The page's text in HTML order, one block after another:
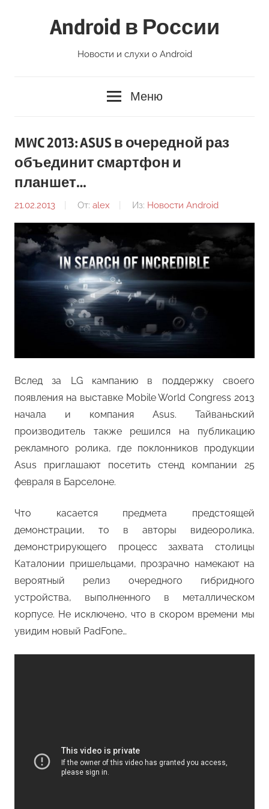
Android в России
Новости и слухи о Android
Меню
MWC 2013: ASUS в очередной раз
объединит смартфон и
планшет…
21.02.2013 От: alex Из: Новости Android
Вслед за LG кампанию в поддержку своего
появления на выставке Mobile World Congress 2013
начала и компания Asus. Тайваньский
производитель также решился на публикацию
рекламного ролика, где поклонников продукции
Asus приглашают посетить стенд компании 25
февраля в Барселоне.
Что касается предмета предстоящей
демонстрации, то в авторы видеоролика,
демонстрирующего процесс захвата столицы
Каталонии пришельцами, прозрачно намекают на
вероятный релиз очередного гибридного
устройства, выполненного в металлическом
корпусе. Не исключено, что в скором времени мы
увидим новый PadFone…